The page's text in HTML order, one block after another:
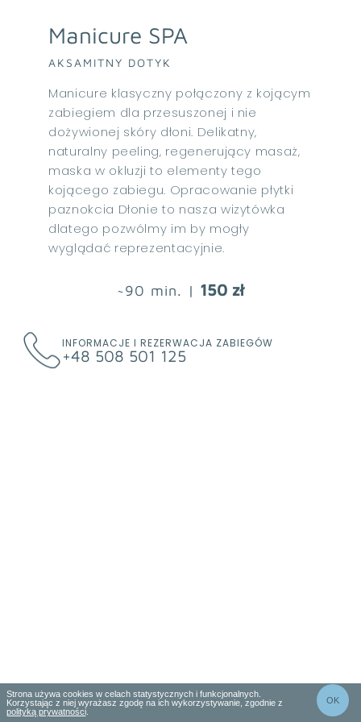
Manicure SPA
AKSAMITNY DOTYK
Manicure klasyczny połączony z kojącym
zabiegiem dla przesuszonej i nie
dożywionej skóry dłoni. Delikatny,
naturalny peeling, regenerujący masaż,
maska w okluzji to elementy tego
kojącego zabiegu. Opracowanie płytki
paznokcia Dłonie to nasza wizytówka
dlatego pozwólmy im by mogły
wyglądać reprezentacyjnie.
~90 min. | 150 zł
INFORMACJE I REZERWACJA ZABIEGÓW
+48 508 501 125
Strona używa cookies w celach statystycznych i funkcjonalnych.
Korzystając z niej wyrażasz zgodę na ich wykorzystywanie, zgodnie z
polityką prywatności.
OK